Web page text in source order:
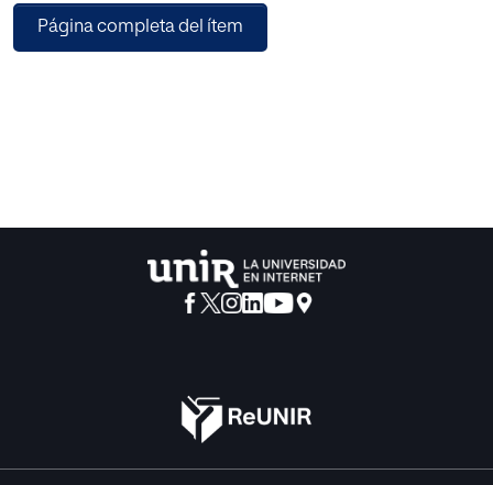
tribunal y qué recursos informáticos es conveniente utilizar
para dar al trabajo un aspecto más adecuado e innovador.
Página completa del ítem